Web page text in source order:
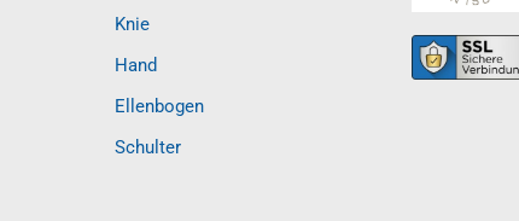
Knie
Hand
Ellenbogen
Schulter